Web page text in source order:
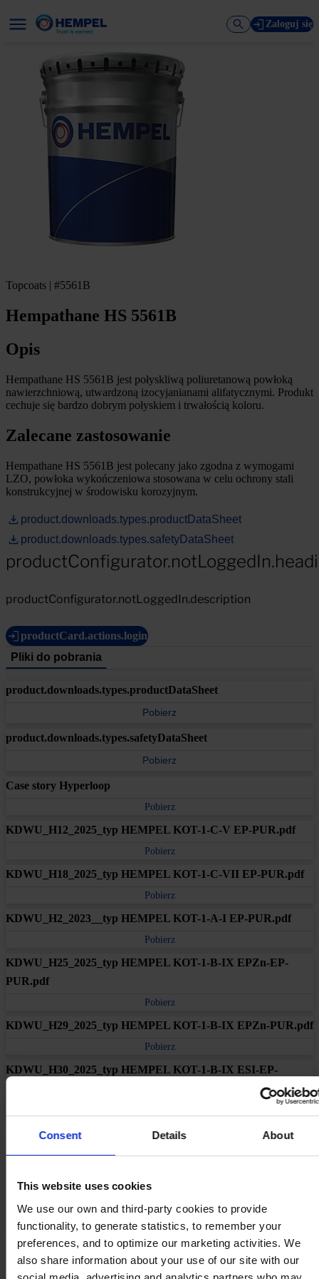
Consent Details About
This website uses cookies
We use our own and third-party cookies to provide
functionality, to generate statistics, to remember your
preferences, and to optimize our marketing activities. We
also share information about your use of our site with our
Zaloguj się
Topcoats | #5561B
Hempathane HS 5561B
Opis
Hempathane HS 5561B jest połyskliwą poliuretanową powłoką
nawierzchniową, utwardzoną izocyjanianami alifatycznymi. Produkt
cechuje się bardzo dobrym połyskiem i trwałością koloru.
Zalecane zastosowanie
Hempathane HS 5561B jest polecany jako zgodna z wymogami
LZO, powłoka wykończeniowa stosowana w celu ochrony stali
konstrukcyjnej w środowisku korozyjnym.
product.downloads.types.productDataSheet
product.downloads.types.safetyDataSheet
productConfigurator.notLoggedIn.description
productCard.actions.login
Pliki do pobrania
product.downloads.types.productDataSheet
Pobierz
product.downloads.types.safetyDataSheet
Pobierz
Case story Hyperloop
Pobierz
KDWU_H12_2025_typ HEMPEL KOT-1-C-V EP-PUR.pdf
Pobierz
KDWU_H18_2025_typ HEMPEL KOT-1-C-VII EP-PUR.pdf
Pobierz
KDWU_H2_2023__typ HEMPEL KOT-1-A-I EP-PUR.pdf
Pobierz
KDWU_H25_2025_typ HEMPEL KOT-1-B-IX EPZn-EP-
PUR.pdf
Pobierz
KDWU_H29_2025_typ HEMPEL KOT-1-B-IX EPZn-PUR.pdf
Pobierz
KDWU_H30_2025_typ HEMPEL KOT-1-B-IX ESI-EP-
Branże
Centrum wiedzy